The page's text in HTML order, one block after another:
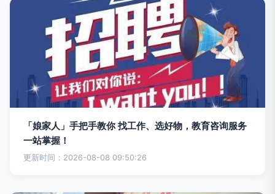
「娘家人」手把手教你 找工作、选好物，教育咨询服务
一站掌握！
更新时间：2026-08-08 09:50:26